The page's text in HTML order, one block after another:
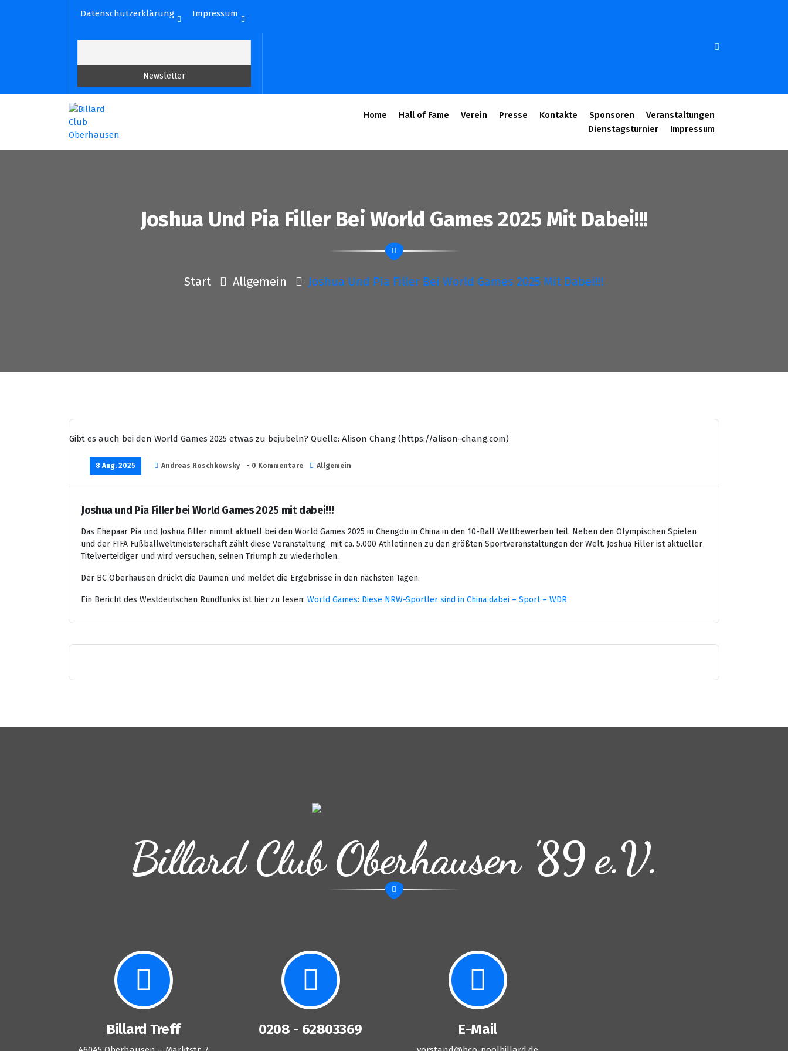
Datenschutzerklärung Impressum
Home Hall of Fame Verein Presse Kontakte Sponsoren
Veranstaltungen
Dienstagsturnier
Impressum
Joshua Und Pia Filler Bei World Games 2025 Mit Dabei!!!
Start Allgemein Joshua Und Pia Filler Bei World Games 2025 Mit Dabei!!!
Gibt es auch bei den World Games 2025 etwas zu bejubeln? Quelle: Alison Chang (https://alison-chang.com)
8 Aug. 2025 Andreas Roschkowsky - 0 Kommentare Allgemein
Joshua und Pia Filler bei World Games 2025 mit dabei!!!
Das Ehepaar Pia und Joshua Filler nimmt aktuell bei den World Games 2025 in Chengdu in China in den 10-Ball Wettbewerben teil. Neben den Olympischen Spielen
und der FIFA Fußballweltmeisterschaft zählt diese Veranstaltung mit ca. 5.000 Athletinnen zu den größten Sportveranstaltungen der Welt. Joshua Filler ist aktueller
Titelverteidiger und wird versuchen, seinen Triumph zu wiederholen.
Der BC Oberhausen drückt die Daumen und meldet die Ergebnisse in den nächsten Tagen.
Ein Bericht des Westdeutschen Rundfunks ist hier zu lesen: World Games: Diese NRW-Sportler sind in China dabei – Sport – WDR
Billard Club Oberhausen '89 e.V.
Billard Treff 0208 - 62803369 E-Mail